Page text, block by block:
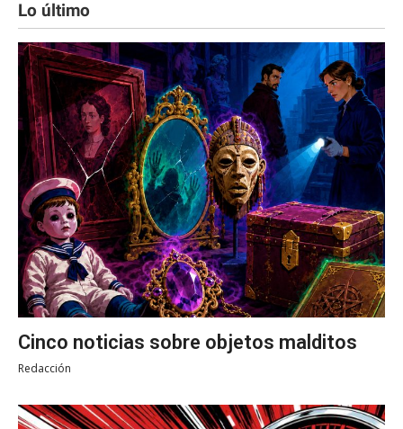
Lo último
Cinco noticias sobre objetos malditos
Redacción